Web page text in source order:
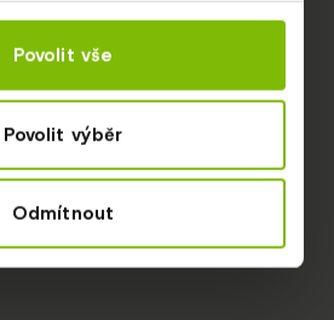
Povolit vše
Povolit výběr
Odmítnout